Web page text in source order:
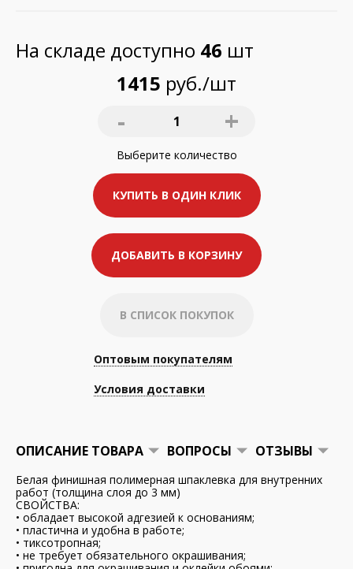
На складе доступно 46 шт
1415 руб./шт
- 1 +
Выберите количество
КУПИТЬ В ОДИН КЛИК
ДОБАВИТЬ В КОРЗИНУ
В СПИСОК ПОКУПОК
Оптовым покупателям
Условия доставки
ОПИСАНИЕ ТОВАРА ВОПРОСЫ ОТЗЫВЫ
Белая финишная полимерная шпаклевка для внутренних
работ (толщина слоя до 3 мм)
СВОЙСТВА:
• обладает высокой адгезией к основаниям;
• пластична и удобна в работе;
• тиксотропная;
• не требует обязательного окрашивания;